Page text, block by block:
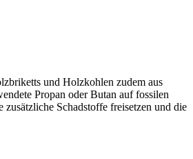
und Holzkohlen zudem aus
Propan oder Butan auf fossilen
Schadstoffe freisetzen und die